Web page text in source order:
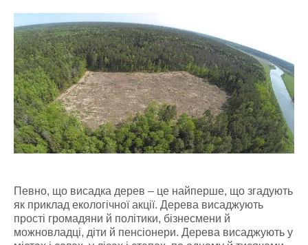
Певно, що висадка дерев – це найперше, що згадують
як приклад екологічної акції. Дерева висаджують
прості громадяни й політики, бізнесмени й
можновладці, діти й пенсіонери. Дерева висаджують у